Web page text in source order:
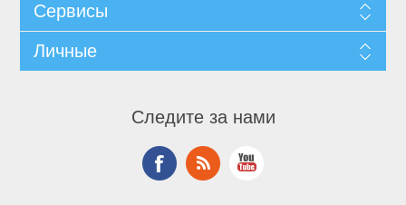
Сервисы
Личные
Следите за нами